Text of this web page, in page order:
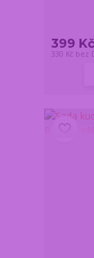
399
330 Kč bez